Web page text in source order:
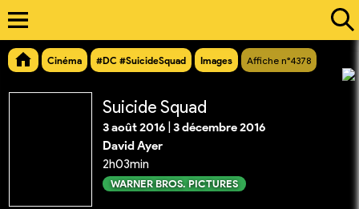
Cinéma #DC #SuicideSquad Images Affiche n°4378
Suicide Squad
3 août 2016 3 décembre 2016
David Ayer
2h03min
WARNER BROS. PICTURES